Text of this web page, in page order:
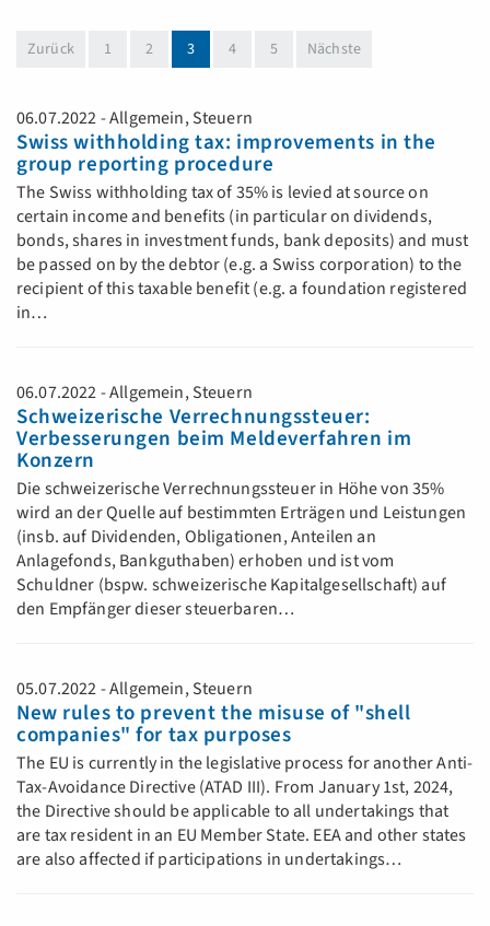
Zurück 1 2 3(aktuell)
4 5 Nächste
06.07.2022 - Allgemein, Steuern
Swiss withholding tax: improvements in the
group reporting procedure
The Swiss withholding tax of 35% is levied at source on
certain income and benefits (in particular on dividends,
bonds, shares in investment funds, bank deposits) and must
be passed on by the debtor (e.g. a Swiss corporation) to the
recipient of this taxable benefit (e.g. a foundation registered
in…
06.07.2022 - Allgemein, Steuern
Schweizerische Verrechnungssteuer:
Verbesserungen beim Meldeverfahren im
Konzern
Die schweizerische Verrechnungssteuer in Höhe von 35%
wird an der Quelle auf bestimmten Erträgen und Leistungen
(insb. auf Dividenden, Obligationen, Anteilen an
Anlagefonds, Bankguthaben) erhoben und ist vom
Schuldner (bspw. schweizerische Kapitalgesellschaft) auf
den Empfänger dieser steuerbaren…
05.07.2022 - Allgemein, Steuern
New rules to prevent the misuse of "shell
companies" for tax purposes
The EU is currently in the legislative process for another Anti-
Tax-Avoidance Directive (ATAD III). From January 1st, 2024,
the Directive should be applicable to all undertakings that
are tax resident in an EU Member State. EEA and other states
are also affected if participations in undertakings…